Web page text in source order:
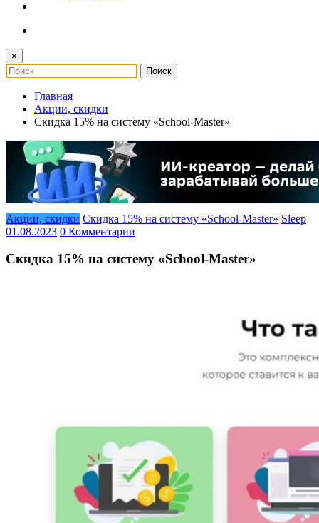
×
Главная
Акции, скидки
Скидка 15% на систему «School-Master»
Акции, скидки Скидка 15% на систему «School-Master» Sleep
01.08.2023 0 Комментарии
Скидка 15% на систему «School-Master»